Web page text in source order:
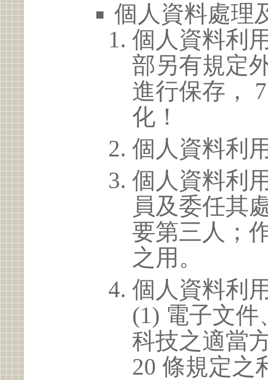
個人資料處理
個人資料利
部另有規定
進行保存，
化！
個人資料利
個人資料利
員及委任其
要第三人；
之用。
個人資料利
(1) 電子文
科技之適當
20 條規定之